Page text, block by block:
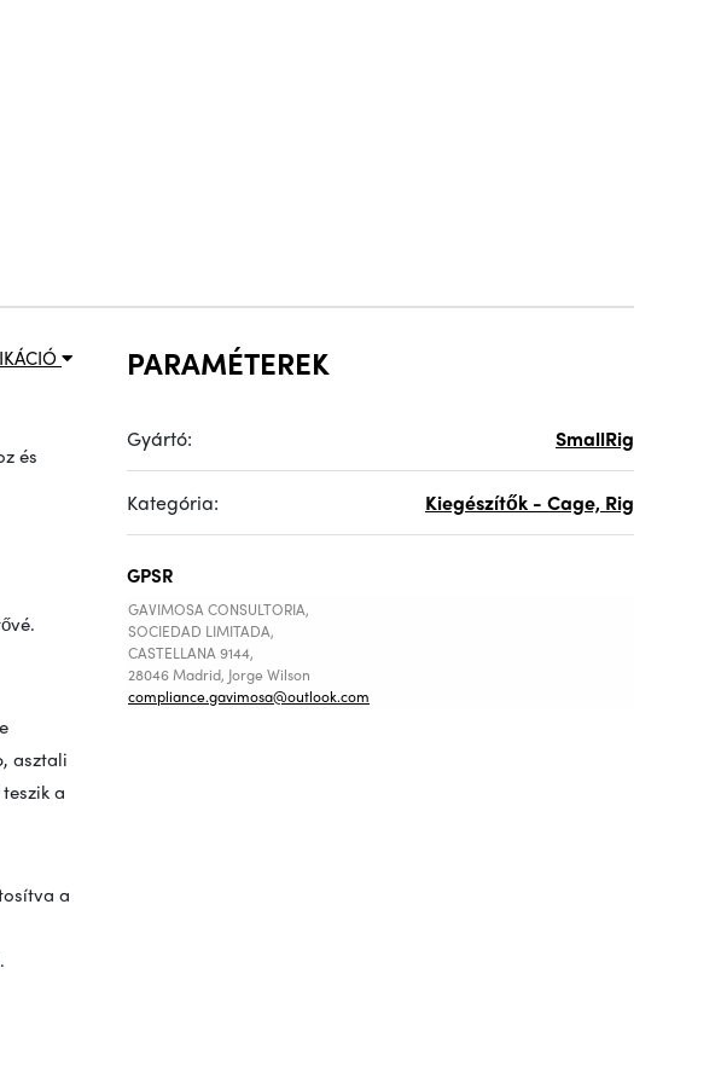
és
asztali
a
a
PARAMÉTEREK
Gyártó: SmallRig
Kategória: Kiegészítők - Cage, Rig
GPSR
GAVIMOSA CONSULTORIA,
SOCIEDAD LIMITADA,
CASTELLANA 9144,
28046 Madrid, Jorge Wilson
compliance.gavimosa@outlook.com